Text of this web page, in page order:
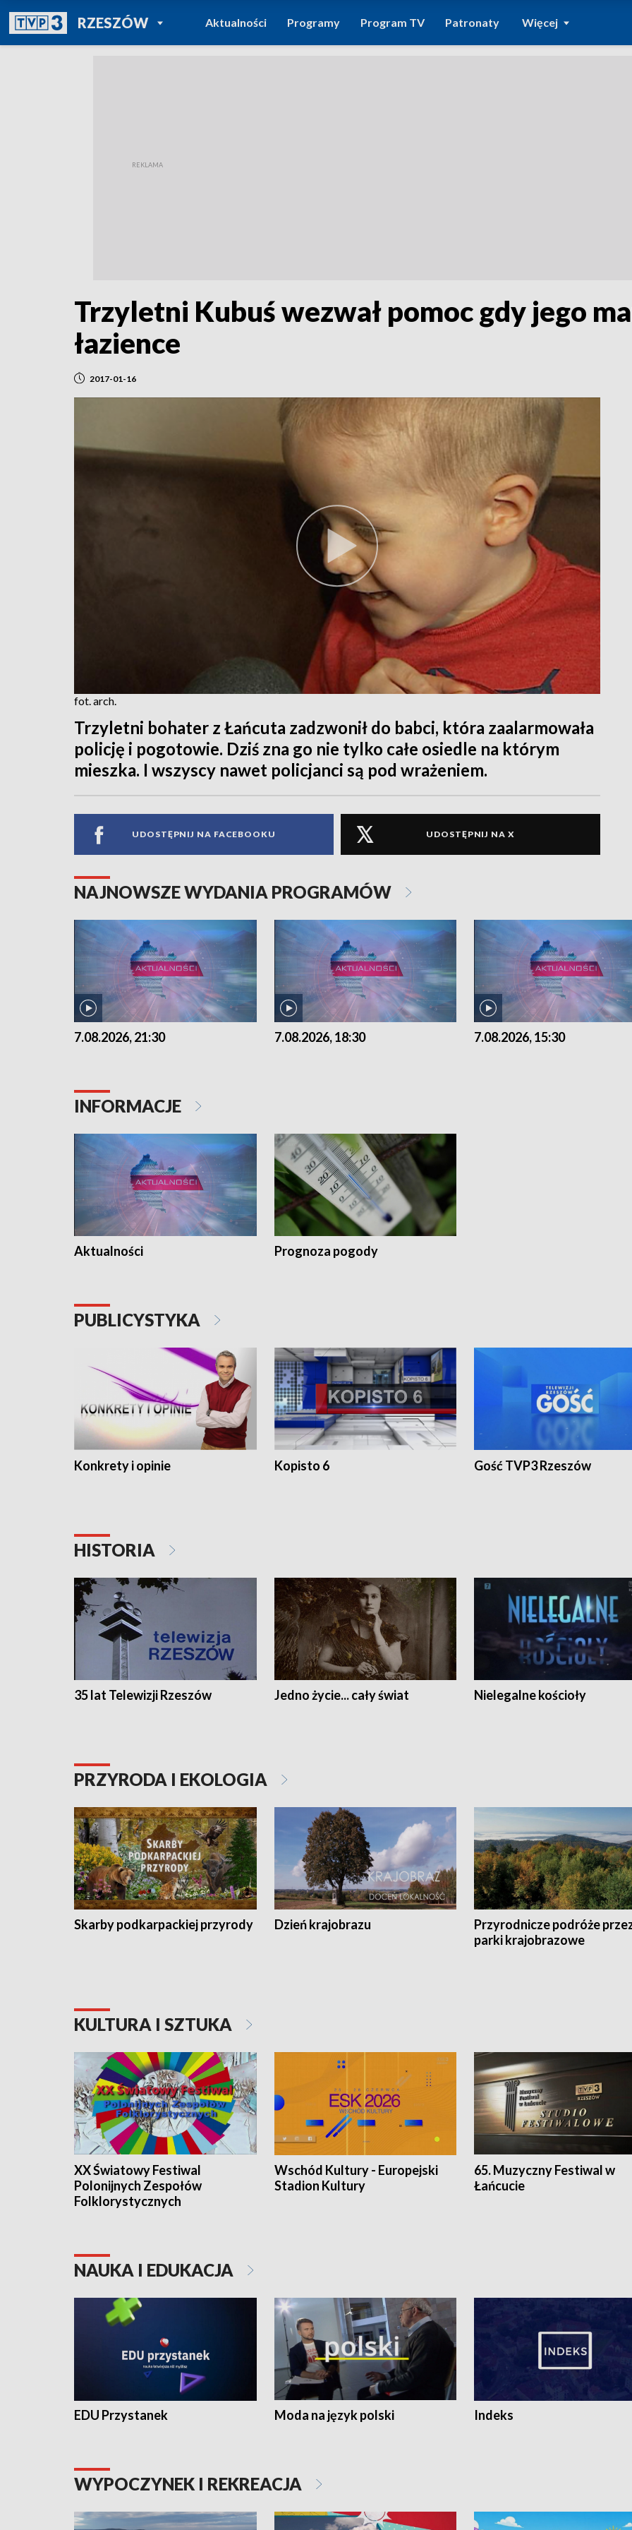
RZESZÓWPOWRÓT DO
TVP REGIONY
Aktualności Programy Program TV Patronaty Więcej
Trzyletni Kubuś wezwał pomoc gdy jego
łazience
2017-01-16
fot. arch.
Trzyletni bohater z Łańcuta zadzwonił do babci, która zaalarmowała
policję i pogotowie. Dziś zna go nie tylko całe osiedle na którym
mieszka. I wszyscy nawet policjanci są pod wrażeniem.
UDOSTĘPNIJ NA FACEBOOKU UDOSTĘPNIJ NA X
NAJNOWSZE WYDANIA PROGRAMÓW
7.08.2026, 21:30 7.08.2026, 18:30 7.08.2026, 15:30
INFORMACJE
Aktualności Prognoza pogody
PUBLICYSTYKA
Konkrety i opinie Kopisto 6 Gość TVP3 Rzeszów
HISTORIA
35 lat Telewizji Rzeszów Jedno życie... cały świat Nielegalne kościoły
PRZYRODA I EKOLOGIA
Skarby podkarpackiej przyrody Dzień krajobrazu
Przyrodnicze podróże
parki krajobrazowe
KULTURA I SZTUKA
XX Światowy Festiwal
Polonijnych Zespołów
Folklorystycznych
Wschód Kultury - Europejski
Stadion Kultury
65. Muzyczny Festiwal w
Łańcucie
NAUKA I EDUKACJA
EDU Przystanek Moda na język polski Indeks
WYPOCZYNEK I REKREACJA